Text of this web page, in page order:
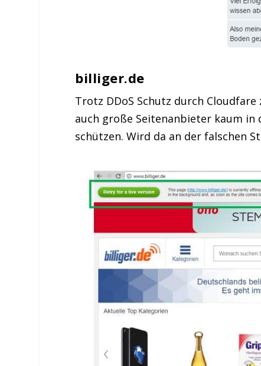
billiger.de
Trotz DDoS Schutz durch
auch große Seitenanbieter kaum in
schützen. Wird da an der falschen